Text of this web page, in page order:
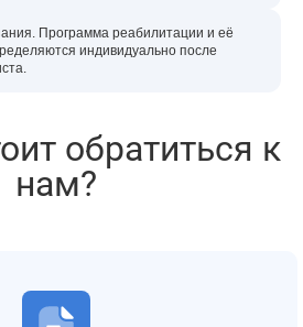
Программа реабилитации и её
индивидуально после
обратиться к
нам?